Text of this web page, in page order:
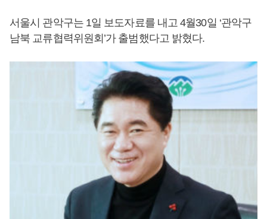
서울시 관악구는 1일 보도자료를 내고 4월30일 ‘관악구
남북 교류협력위원회’가 출범했다고 밝혔다.